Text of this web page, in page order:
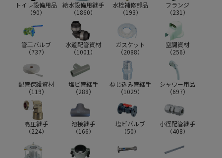
トイレ設備用品
（90）
給水設備用継手
（1860）
水栓補修部品
（193）
フランジ
（231 ）
管工バルブ
（737）
水道配管資材
（1001 ）
ガスケット
（2088）
空調資材
（256）
配管保護資材
（119）
塩ビ管継手
（288）
ねじ込み管継手
（1029）
シャワー用品
（697）
高圧継手
（224）
溶接継手
（166）
塩ビバルブ
（50）
小径配管継手
（408）